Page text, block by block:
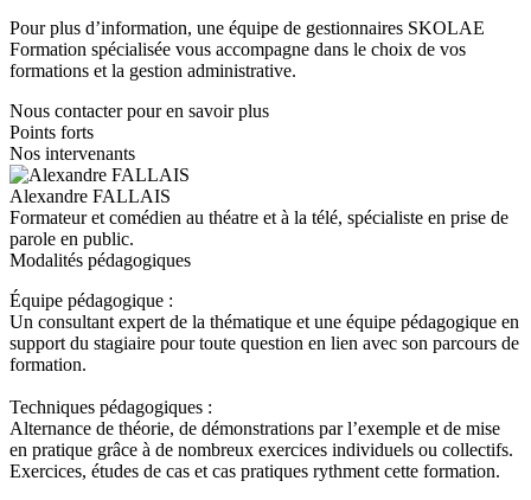
Pour plus d’information, une équipe de gestionnaires SKOLAE
Formation spécialisée vous accompagne dans le choix de vos
formations et la gestion administrative.
Nous contacter pour en savoir plus
Points forts
Nos intervenants
Alexandre FALLAIS
Formateur et comédien au théatre et à la télé, spécialiste en prise de
parole en public.
Modalités pédagogiques
Équipe pédagogique :
Un consultant expert de la thématique et une équipe pédagogique en
support du stagiaire pour toute question en lien avec son parcours de
formation.
Techniques pédagogiques :
Alternance de théorie, de démonstrations par l’exemple et de mise
en pratique grâce à de nombreux exercices individuels ou collectifs.
Exercices, études de cas et cas pratiques rythment cette formation.